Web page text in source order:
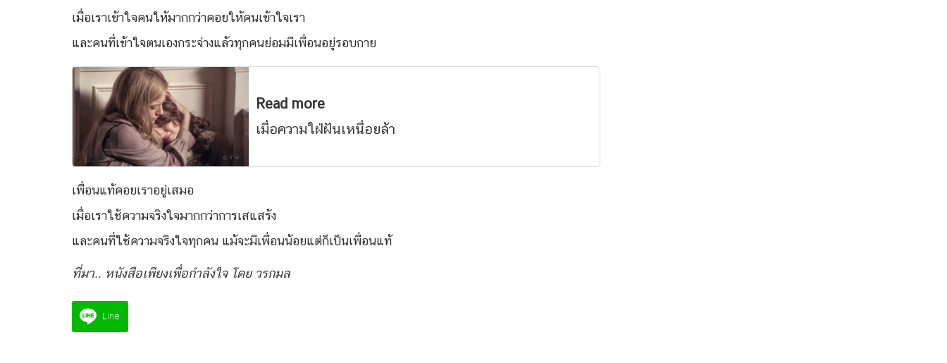
เมื่อเราเข้าใจคนให้มากกว่าคอยให้คนเข้าใจเรา
และคนที่เข้าใจตนเองกระจ่างแล้วทุกคนย่อมมีเพื่อนอยู่รอบกาย
Read more
เมื่อความใฝ่ฝันเหนื่อยล้า
เพื่อนแท้คอยเราอยู่เสมอ
เมื่อเราใช้ความจริงใจมากกว่าการเสแสร้ง
และคนที่ใช้ความจริงใจทุกคน แม้จะมีเพื่อนน้อยแต่ก็เป็นเพื่อนแท้
ที่มา.. หนังสือเพียงเพื่อกำลังใจ โดย วรกมล
Line